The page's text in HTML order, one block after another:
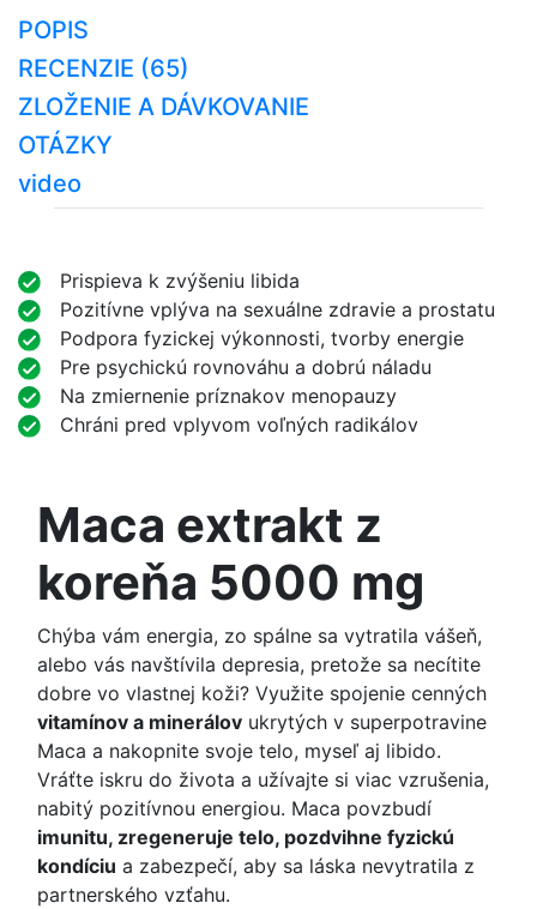
POPIS
RECENZIE (65)
ZLOŽENIE A DÁVKOVANIE
OTÁZKY
video
Prispieva k zvýšeniu libida
Pozitívne vplýva na sexuálne zdravie a prostatu
Podpora fyzickej výkonnosti, tvorby energie
Pre psychickú rovnováhu a dobrú náladu
Na zmiernenie príznakov menopauzy
Chráni pred vplyvom voľných radikálov
Maca extrakt z
koreňa 5000 mg
Chýba vám energia, zo spálne sa vytratila vášeň,
alebo vás navštívila depresia, pretože sa necítite
dobre vo vlastnej koži? Využite spojenie cenných
vitamínov a minerálov ukrytých v superpotravine
Maca a nakopnite svoje telo, myseľ aj libido.
Vráťte iskru do života a užívajte si viac vzrušenia,
nabitý pozitívnou energiou. Maca povzbudí
imunitu, zregeneruje telo, pozdvihne fyzickú
kondíciu a zabezpečí, aby sa láska nevytratila z
partnerského vzťahu.